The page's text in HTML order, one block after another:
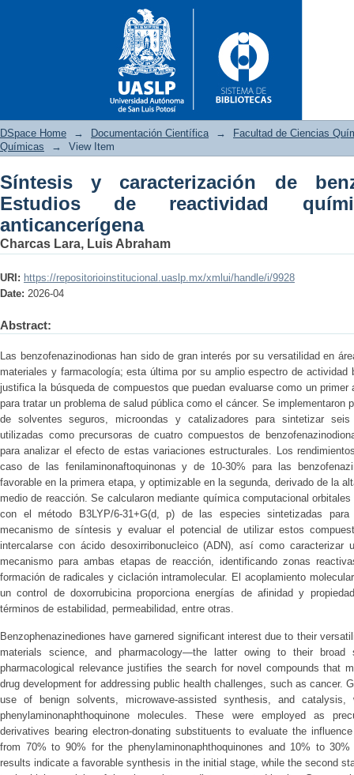
Síntesis y caracterización
química y actividad
DSpace Home → Documentación Científica →
Facultad de Ciencias
Químicas
→ View Item
Síntesis y caracterización de
Estudios de reactividad
anticancerígena
Charcas Lara, Luis Abraham
URI: https://repositorioinstitucional.uaslp.mx/xmlui/handle/i/9928
Date: 2026-04
Abstract:
Las benzofenazinodionas han sido de gran interés por su versatilidad en
materiales y farmacología; esta última por su amplio espectro de actividad
justifica la búsqueda de compuestos que puedan evaluarse como un
para tratar un problema de salud pública como el cáncer. Se implementaron
de solventes seguros, microondas y catalizadores para sintetizar seis
utilizadas como precursoras de cuatro compuestos de
para analizar el efecto de estas variaciones estructurales. Los
caso de las fenilaminonaftoquinonas y de 10-30% para las
favorable en la primera etapa, y optimizable en la segunda, derivado de la
medio de reacción. Se calcularon mediante química computacional
con el método B3LYP/6-31+G(d, p) de las especies sintetizadas para
mecanismo de síntesis y evaluar el potencial de utilizar estos
intercalarse con ácido desoxirribonucleico (ADN), así como
mecanismo para ambas etapas de reacción, identificando zonas
formación de radicales y ciclación intramolecular. El acoplamiento
un control de doxorrubicina proporciona energías de afinidad y
términos de estabilidad, permeabilidad, entre otras.
Benzophenazinediones have garnered significant interest due to their
materials science, and pharmacology—the latter owing to their broad
pharmacological relevance justifies the search for novel compounds that
drug development for addressing public health challenges, such as cancer.
use of benign solvents, microwave-assisted synthesis, and
phenylaminonaphthoquinone molecules. These were employed as
derivatives bearing electron-donating substituents to evaluate the
from 70% to 90% for the phenylaminonaphthoquinones and 10% to
results indicate a favorable synthesis in the initial stage, while the second